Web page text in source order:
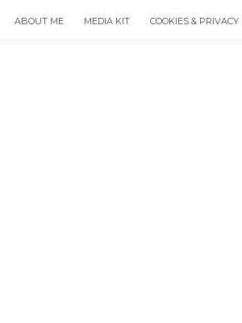
ABOUT ME MEDIA KIT COOKIES & PRIVACY